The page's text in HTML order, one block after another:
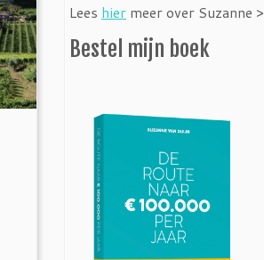
Lees hier meer over Suzanne >
Bestel mijn boek